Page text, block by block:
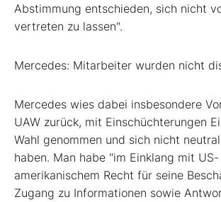
Abstimmung entschieden, sich nicht
vertreten zu lassen".
Mercedes: Mitarbeiter wurden nicht
Mercedes wies dabei insbesondere
UAW zurück, mit Einschüchterungen
Wahl genommen und sich nicht
haben. Man habe "im Einklang mit US-
amerikanischem Recht für seine
Zugang zu Informationen sowie